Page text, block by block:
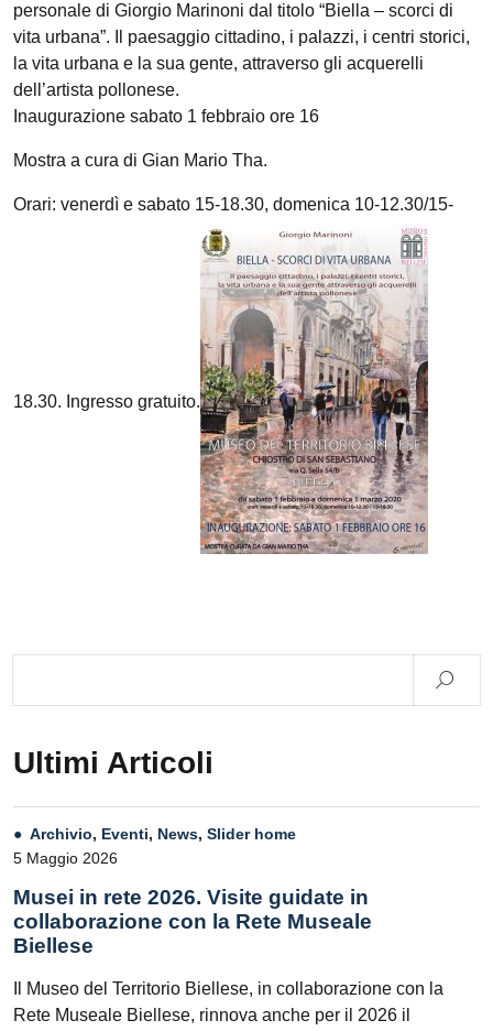
personale di Giorgio Marinoni dal titolo “Biella – scorci di
vita urbana”. Il paesaggio cittadino, i palazzi, i centri storici,
la vita urbana e la sua gente, attraverso gli acquerelli
dell’artista pollonese.
Inaugurazione sabato 1 febbraio ore 16
Mostra a cura di Gian Mario Tha.
Orari: venerdì e sabato 15-18.30, domenica 10-12.30/15-
18.30. Ingresso gratuito.
Ultimi Articoli
Archivio, Eventi, News, Slider home
5 Maggio 2026
Musei in rete 2026. Visite guidate in
collaborazione con la Rete Museale
Biellese
Il Museo del Territorio Biellese, in collaborazione con la
Rete Museale Biellese, rinnova anche per il 2026 il